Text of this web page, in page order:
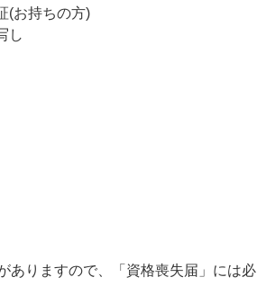
(お持ちの方)
し
ありますので、「資格喪失届」には必